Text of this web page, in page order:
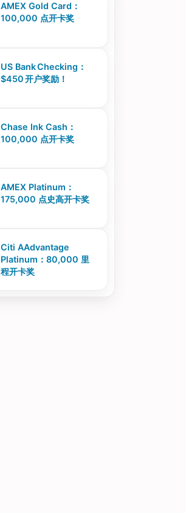
AMEX Gold Card：
100,000 点开卡奖
US Bank Checking：
$450 开户奖励！
Chase Ink Cash：
100,000 点开卡奖
AMEX Platinum：
175,000 点史高开卡奖
Citi AAdvantage
Platinum：80,000 里
程开卡奖